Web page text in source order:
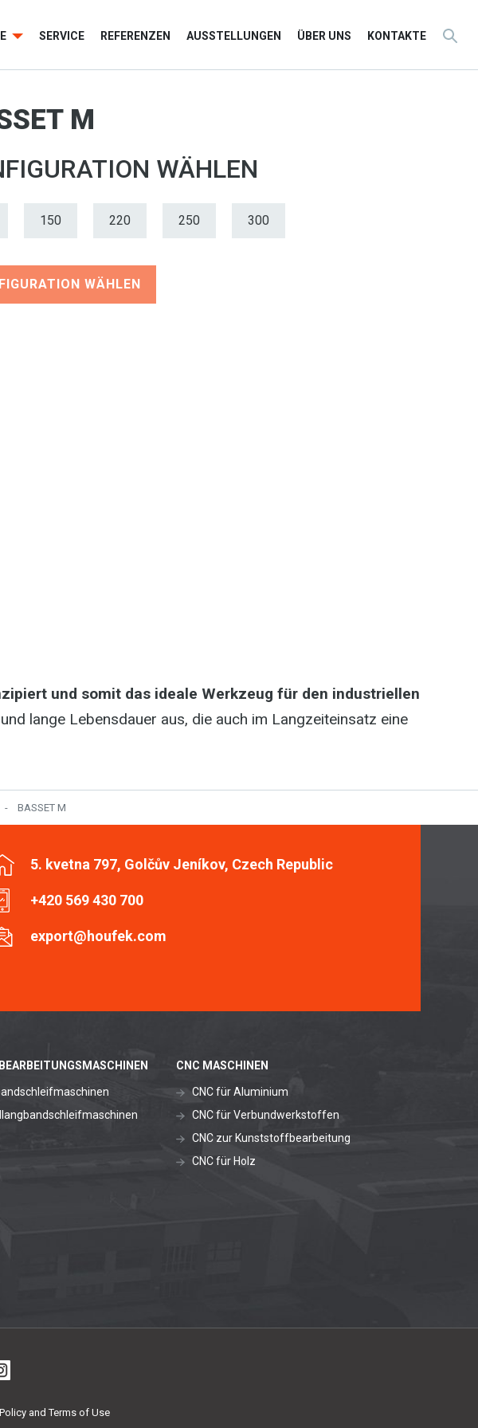
SERVICE REFERENZEN AUSSTELLUNGEN ÜBER UNS KONTAKTE
M
WÄHLEN
150 220 250 300
WÄHLEN
und somit das ideale Werkzeug für den industriellen
lange Lebensdauer aus, die auch im Langzeiteinsatz eine
BASSET M
5. kvetna 797, Golčův Jeníkov, Czech Republic
+420 569 430 700
export@houfek.com
CNC MASCHINEN
CNC für Aluminium
CNC für Verbundwerkstoffen
CNC zur Kunststoffbearbeitung
CNC für Holz
and Terms of Use